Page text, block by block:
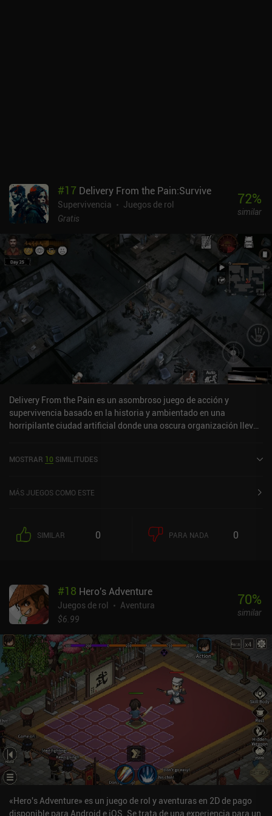
supervivencia o simplemente construir laboratorios submarinos
tranquilamente. Aunque no es compatible con mods, se trata de un
port completo del juego de PC, e incluso se puede guardar en la
nube para varios dispositivos. Subnautica cuesta 9,99 $. Si
buscas algo más profundo que otro sandbox de supervivencia,
Subnautica introduce misterio, miedo y asombro en el género. Así
que es una recomendación fácil.
#17 Delivery From the Pain:Survive
Supervivencia
Juegos de rol
Gratis
72%
similar
Delivery From the Pain es un asombroso juego de acción y
supervivencia basado en la historia y ambientado en una
horripilante ciudad artificial donde una oscura organización lleva
medio necesario para sobrevivir al caos infestado de zombis en el
segura fortificada que mejoramos gradualmente para
expediciones a las zonas vecinas en busca de comida y
suministros. Aquí, exploramos instalaciones laberínticas para
obligándonos a volver a casa antes de la puesta de sol para evitar
ser devorados por insaciables hordas de zombis. Esta necesidad
de comprobar constantemente el temporizador funciona como
para poder viajar más rápido y perder menos tiempo.La historia se
va desvelando poco a poco a través de varias notas y
conversaciones con un montón de personajes pintorescos, que
siguen cada uno su propia agenda y pueden llegar a finales
distintos dependiendo de nuestras acciones. Aunque me costó
entender la trama incluso después de terminar el juego, me
proporcionó la suficiente intriga como para impulsarme
constantemente a seguir adelante.Delivery From the Pain viene en
dos versiones diferentes. La versión "Sobrevivir" contiene
anuncios y varios iAP que nos facilitan el camino. La versión
"Offline" cuesta 4,99 $, pero reproduce la experiencia hardcore de
PC sin ningún tipo de ayuda. Ambas contienen un DLC adicional
que profundiza en el lore e introduce un par de mecánicas
nuevas.En definitiva, estamos ante uno de los juegos de
MOSTRAR 10 SIMILITUDES
MÁS JUEGOS COMO ESTE
SIMILAR 0 PARA NADA 0
#18 Hero's Adventure
Juegos de rol
Aventura
$6.99
70%
similar
«Hero's Adventure» es un juego de rol y aventuras en 2D de pago
disponible para Android e iOS. Se trata de una experiencia para un